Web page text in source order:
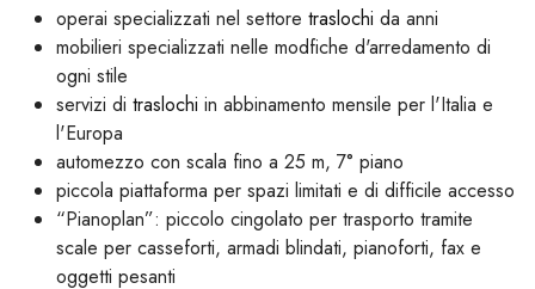
operai specializzati nel settore traslochi da anni
mobilieri specializzati nelle modfiche d'arredamento di
ogni stile
servizi di traslochi in abbinamento mensile per l'Italia e
l'Europa
automezzo con scala fino a 25 m, 7° piano
piccola piattaforma per spazi limitati e di difficile accesso
“Pianoplan”: piccolo cingolato per trasporto tramite
scale per casseforti, armadi blindati, pianoforti, fax e
oggetti pesanti